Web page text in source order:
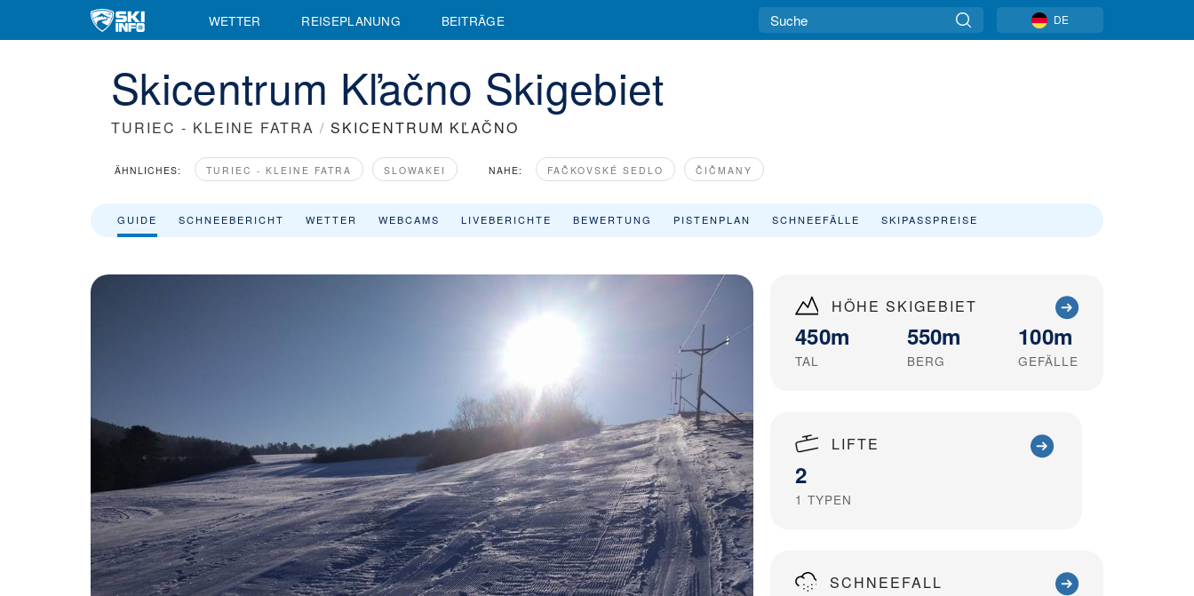
WETTER REISEPLANUNG BEITRÄGE DE
Skicentrum Kľačno Skigebiet
TURIEC - KLEINE FATRA / SKICENTRUM KĽAČNO
ÄHNLICHES: TURIEC - KLEINE FATRA SLOWAKEI NAHE: FAČKOVSKÉ SEDLO ČIČMANY
GUIDE SCHNEEBERICHT WETTER WEBCAMS LIVEBERICHTE BEWERTUNG PISTENPLAN SCHNEEFÄLLE SKIPASSPREISE
HÖHE SKIGEBIET
450m
TAL
550m
BERG
100m
GEFÄLLE
LIFTE
2
1 TYPEN
SCHNEEFALL
Skigebiet Skicentrum Kľačno - Skiinfo.de